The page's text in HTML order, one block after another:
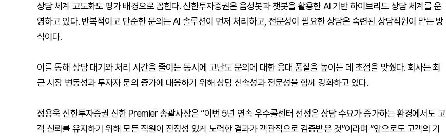
상담 체계 고도화도 평가 배경으로 꼽힌다. 신한투자증권은 음성봇과 챗봇을 활용한 AI 기반 하이브리드 상담 체계를 운
영하고 있다. 반복적이고 단순한 문의는 AI 솔루션이 먼저 처리하고, 전문성이 필요한 상담은 숙련된 상담직원이 맡는 방
식이다.
이를 통해 상담 대기와 처리 시간을 줄이는 동시에 고난도 문의에 대한 응대 품질을 높이는 데 초점을 맞췄다. 회사는 최
근 시장 변동성과 투자자 문의 증가에 대응하기 위해 상담 신속성과 전문성을 함께 강화하고 있다.
정용욱 신한투자증권 신한 Premier 총괄사장은 “이번 5년 연속 우수콜센터 선정은 상담 수요가 증가하는 환경에서도 고
객 신뢰를 유지하기 위해 모든 직원이 진정성 있게 노력한 결과가 객관적으로 검증받은 것”이라며 “앞으로도 고객의 기